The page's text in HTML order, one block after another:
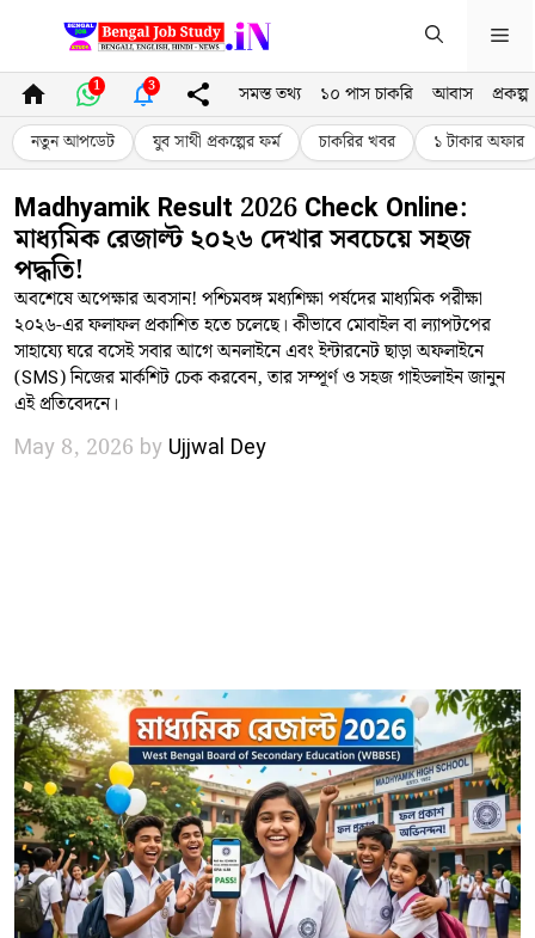
content
1 3 সমস্ত তথ্য ১০ পাস চাকরি আবাস প্রকল্প
নতুন আপডেট যুব সাথী প্রকল্পের ফর্ম চাকরির খবর ১ টাকার অফার
Madhyamik Result 2026 Check Online:
মাধ্যমিক রেজাল্ট ২০২৬ দেখার সবচেয়ে সহজ
পদ্ধতি!
অবশেষে অপেক্ষার অবসান! পশ্চিমবঙ্গ মধ্যশিক্ষা পর্ষদের মাধ্যমিক পরীক্ষা
২০২৬-এর ফলাফল প্রকাশিত হতে চলেছে। কীভাবে মোবাইল বা ল্যাপটপের
সাহায্যে ঘরে বসেই সবার আগে অনলাইনে এবং ইন্টারনেট ছাড়া অফলাইনে
(SMS) নিজের মার্কশিট চেক করবেন, তার সম্পূর্ণ ও সহজ গাইডলাইন জানুন
এই প্রতিবেদনে।
May 8, 2026 by Ujjwal Dey